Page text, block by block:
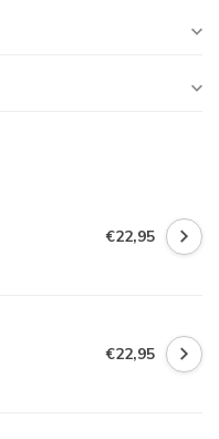
€22,95
€22,95